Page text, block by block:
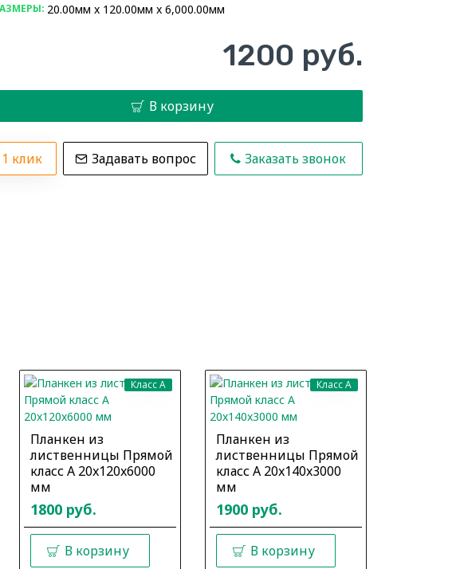
20.00мм x 120.00мм x 6,000.00мм
1200 руб.
В корзину
клик Задавать вопрос Заказать звонок
Класс A
Планкен из
лиственницы Прямой
класс А 20x120x6000
мм
1800 руб.
В корзину
Класс A
Планкен из
лиственницы Прямой
класс А 20x140x3000
мм
1900 руб.
В корзину